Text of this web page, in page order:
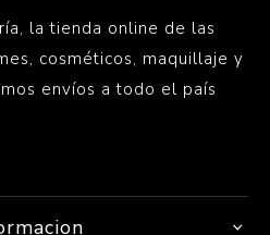
la tienda online de las
cosméticos, maquillaje y
envíos a todo el país